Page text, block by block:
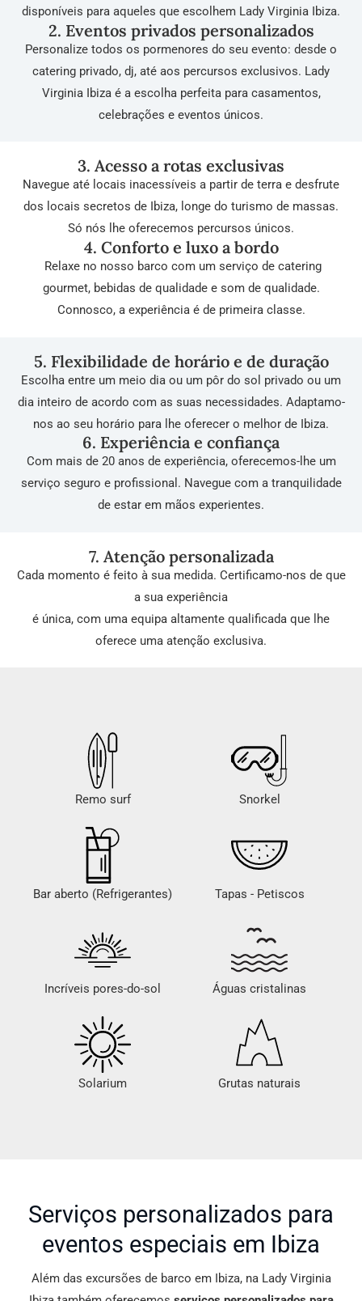
disponíveis para aqueles que escolhem Lady Virginia Ibiza.
2. Eventos privados personalizados
Personalize todos os pormenores do seu evento: desde o
catering privado, dj, até aos percursos exclusivos. Lady
Virginia Ibiza é a escolha perfeita para casamentos,
celebrações e eventos únicos.
3. Acesso a rotas exclusivas
Navegue até locais inacessíveis a partir de terra e desfrute
dos locais secretos de Ibiza, longe do turismo de massas.
Só nós lhe oferecemos percursos únicos.
4. Conforto e luxo a bordo
Relaxe no nosso barco com um serviço de catering
gourmet, bebidas de qualidade e som de qualidade.
Connosco, a experiência é de primeira classe.
5. Flexibilidade de horário e de duração
Escolha entre um meio dia ou um pôr do sol privado ou um
dia inteiro de acordo com as suas necessidades. Adaptamo-
nos ao seu horário para lhe oferecer o melhor de Ibiza.
6. Experiência e confiança
Com mais de 20 anos de experiência, oferecemos-lhe um
serviço seguro e profissional. Navegue com a tranquilidade
de estar em mãos experientes.
7. Atenção personalizada
Cada momento é feito à sua medida. Certificamo-nos de que
a sua experiência
é única, com uma equipa altamente qualificada que lhe
oferece uma atenção exclusiva.
Remo surf Snorkel
Bar aberto (Refrigerantes) Tapas - Petiscos
Incríveis pores-do-sol Águas cristalinas
Solarium Grutas naturais
Serviços personalizados para
eventos especiais em Ibiza
Além das excursões de barco em Ibiza, na Lady Virginia